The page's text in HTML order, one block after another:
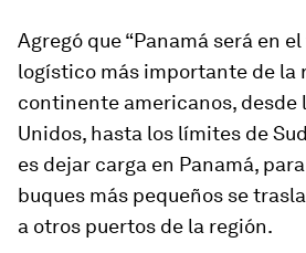
Agregó que “Panamá será en
logístico más importante de la
continente americanos, desde
Unidos, hasta los límites de
es dejar carga en Panamá,
buques más pequeños se
a otros puertos de la región.